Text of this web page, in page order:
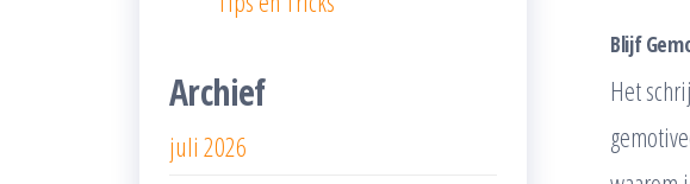
Blijf
Het
Archief
juli 2026